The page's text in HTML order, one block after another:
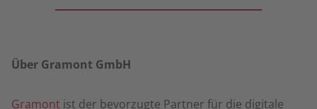
Über Gramont GmbH
Gramont ist der bevorzugte Partner für die digitale